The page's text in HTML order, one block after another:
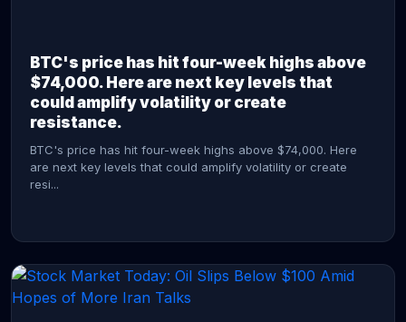
BTC's price has hit four-week highs above
$74,000. Here are next key levels that
could amplify volatility or create
resistance.
BTC's price has hit four-week highs above $74,000. Here
are next key levels that could amplify volatility or create
resi...